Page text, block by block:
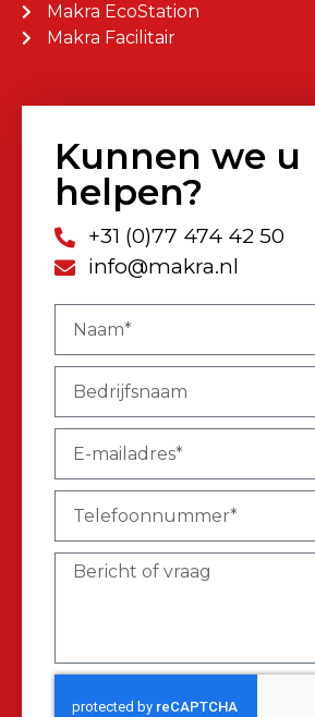
Makra EcoStation
Makra Facilitair
Kunnen we u
helpen?
+31 (0)77 474 42 50
info@makra.nl